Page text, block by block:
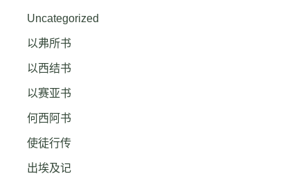
Uncategorized
以弗所书
以西结书
以赛亚书
何西阿书
使徒行传
出埃及记